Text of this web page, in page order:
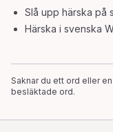
Slå upp härska på
Härska i svenska
Saknar du ett ord eller
besläktade ord.